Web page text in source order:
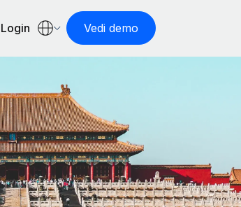
Login Vedi demo